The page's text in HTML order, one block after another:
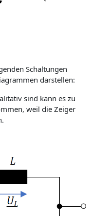
Schaltungen
darstellen:
sind kann es zu
weil die Zeiger